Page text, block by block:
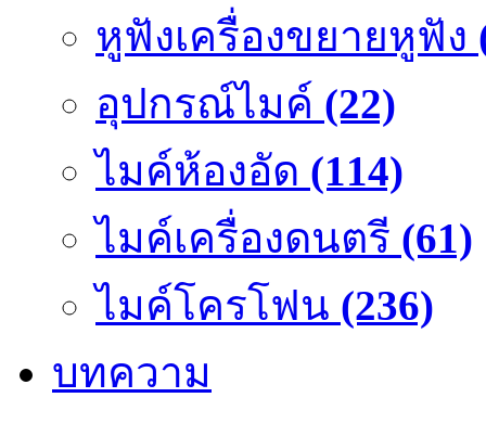
หูฟังเครื่องขยายหูฟัง
อุปกรณ์ไมค์ (22)
ไมค์ห้องอัด (114)
ไมค์เครื่องดนตรี (61)
ไมค์โครโฟน (236)
บทความ